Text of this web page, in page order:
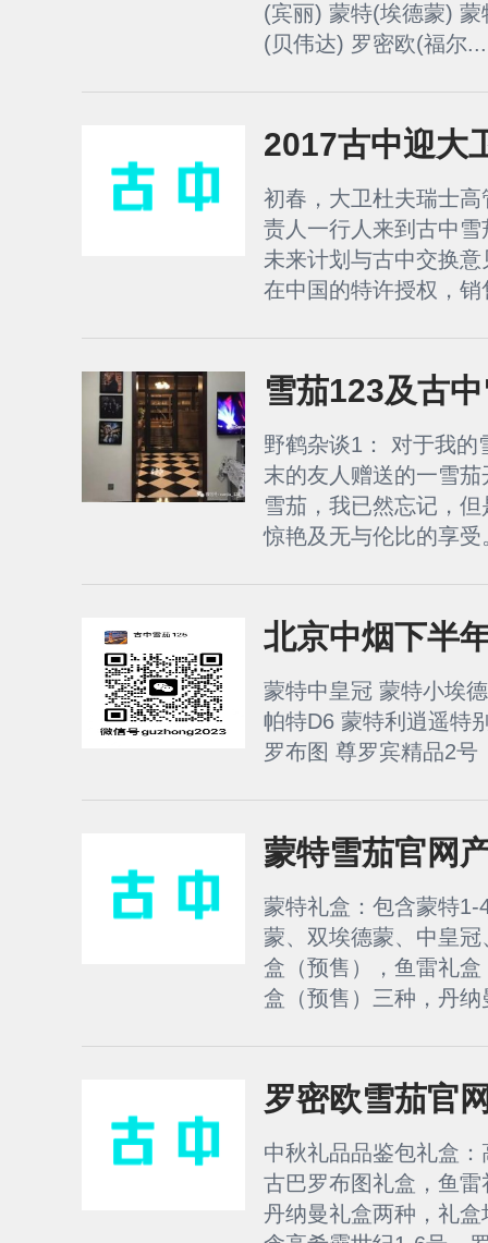
(宾丽) 蒙特(埃德蒙)
(贝伟达) 罗密欧(福尔...
2017古中迎大
初春，大卫杜夫瑞士
责人一行人来到古中
未来计划与古中交换
在中国的特许授权，
雪茄123及古
野鹤杂谈1： 对于我的
末的友人赠送的一雪
雪茄，我已然忘记，
惊艳及无与伦比的享
北京中烟下半
蒙特中皇冠 蒙特小埃
帕特D6 蒙特利逍遥特
罗布图 尊罗宾精品2号
蒙特雪茄官网
蒙特礼盒：包含蒙特
蒙、双埃德蒙、中皇
盒（预售），鱼雷礼
盒（预售）三种，丹
罗密欧雪茄官
中秋礼品品鉴包礼盒
古巴罗布图礼盒，鱼
丹纳曼礼盒两种，礼